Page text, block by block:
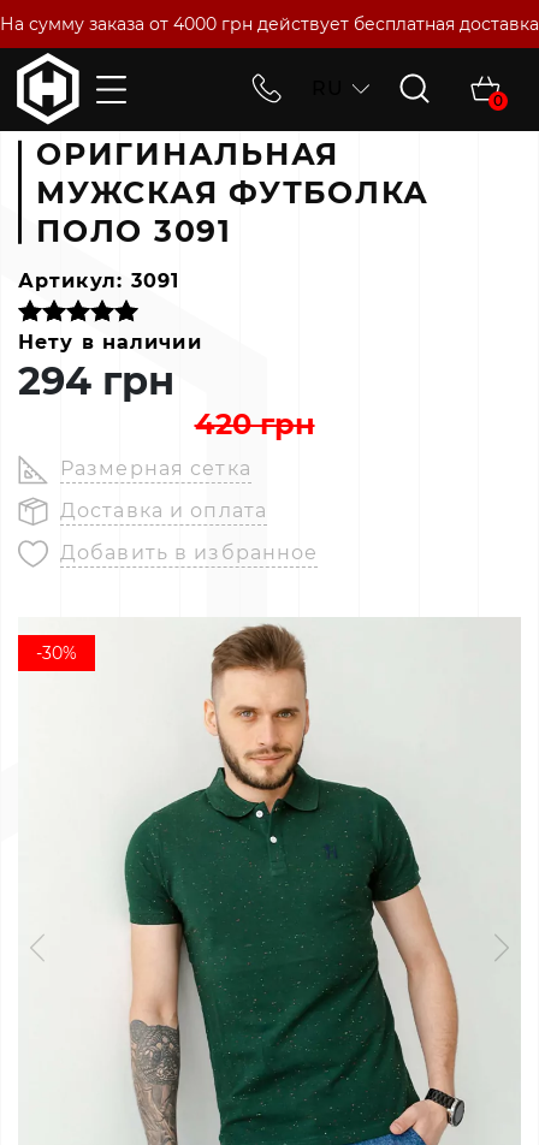
На сумму заказа от 4000 грн действует бесплатная доставка
0
Главная Архив Оригинальная Мужская Футболка Поло 3091
-30%
ОРИГИНАЛЬНАЯ
МУЖСКАЯ ФУТБОЛКА
ПОЛО 3091
Артикул: 3091
Нету в наличии
294 грн
420 грн
Размерная сетка
Доставка и оплата
Добавить в избранное